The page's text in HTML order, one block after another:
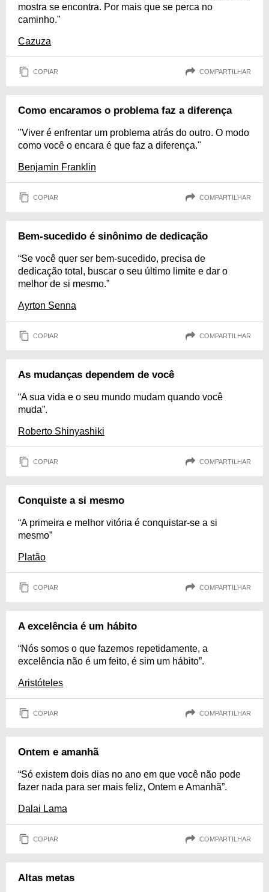
mostra se encontra. Por mais que se perca no
caminho."
Cazuza
COPIAR COMPARTILHAR
Como encaramos o problema faz a diferença
"Viver é enfrentar um problema atrás do outro. O modo
como você o encara é que faz a diferença."
Benjamin Franklin
COPIAR COMPARTILHAR
Bem-sucedido é sinônimo de dedicação
“Se você quer ser bem-sucedido, precisa de
dedicação total, buscar o seu último limite e dar o
melhor de si mesmo.”
Ayrton Senna
COPIAR COMPARTILHAR
As mudanças dependem de você
“A sua vida e o seu mundo mudam quando você
muda”.
Roberto Shinyashiki
COPIAR COMPARTILHAR
Conquiste a si mesmo
“A primeira e melhor vitória é conquistar-se a si
mesmo”
Platão
COPIAR COMPARTILHAR
A excelência é um hábito
“Nós somos o que fazemos repetidamente, a
excelência não é um feito, é sim um hábito”.
Aristóteles
COPIAR COMPARTILHAR
Ontem e amanhã
“Só existem dois dias no ano em que você não pode
fazer nada para ser mais feliz, Ontem e Amanhã”.
Dalai Lama
COPIAR COMPARTILHAR
Altas metas